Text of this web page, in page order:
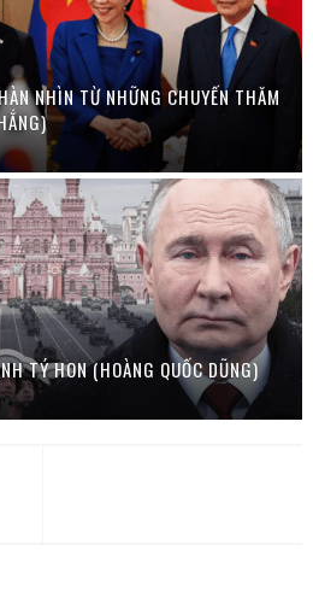
NHÌN TỪ NHỮNG CHUYẾN THĂM
TÝ HON (HOÀNG QUỐC DŨNG)